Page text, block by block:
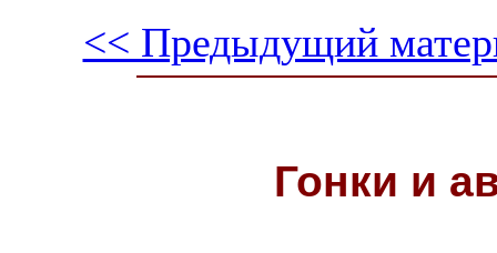
<< Предыдущий
Гонки и